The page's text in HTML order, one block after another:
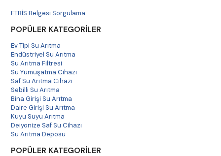
ETBİS Belgesi Sorgulama
POPÜLER KATEGORİLER
Ev Tipi Su Arıtma
Endüstriyel Su Arıtma
Su Arıtma Filtresi
Su Yumuşatma Cihazı
Saf Su Arıtma Cihazı
Sebilli Su Arıtma
Bina Girişi Su Arıtma
Daire Girişi Su Arıtma
Kuyu Suyu Arıtma
Deiyonize Saf Su Cihazı
Su Arıtma Deposu
POPÜLER KATEGORİLER